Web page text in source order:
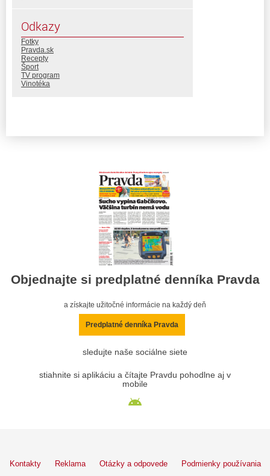
Odkazy
Fotky
Pravda.sk
Recepty
Šport
TV program
Vinotéka
Objednajte si predplatné denníka Pravda
a získajte užitočné informácie na každý deň
Predplatné denníka Pravda
sledujte naše sociálne siete
stiahnite si aplikáciu a čítajte Pravdu pohodlne aj v
mobile
Kontakty Reklama Otázky a odpovede Podmienky používania